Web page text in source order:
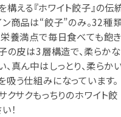
える『ホワイト餃子』の伝
商品は“餃子”のみ。32種
養満点で毎日食べても飽き
の皮は3層構造で、柔らかな
真ん中はしっとり、柔らか
う仕組みになっています。
クサクもっちりのホワイト餃
！